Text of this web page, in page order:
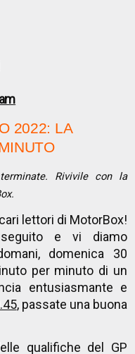
2022: LA
Rivivile con la
lettori di MotorBox!
e vi diamo
domenica 30
per minuto di un
entusiasmante e
, passate una buona
qualifiche del GP